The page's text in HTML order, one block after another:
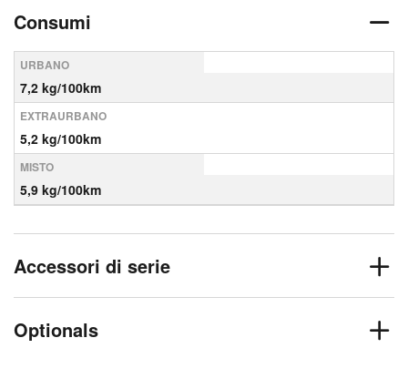
Consumi
URBANO
7,2 kg/100km
EXTRAURBANO
5,2 kg/100km
MISTO
5,9 kg/100km
Accessori di serie
Optionals